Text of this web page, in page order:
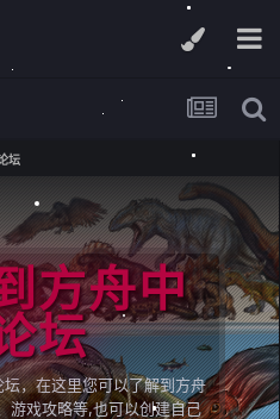
方舟中
坛
，在这里您可以了解到方舟
游戏攻略等,也可以创建自己